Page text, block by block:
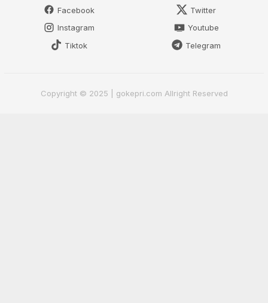
Facebook
Twitter
Instagram
Youtube
Tiktok
Telegram
Copyright © 2025 | gokepri.com Allright Reserved